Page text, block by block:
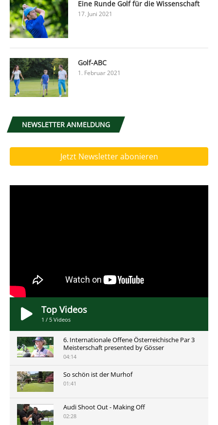
Eine Runde Golf für die Wissenschaft
17. Juni 2021
Golf-ABC
1. Februar 2021
NEWSLETTER ANMELDUNG
Jetzt Newsletter abonieren
Top Videos
1 / 5 Videos
6. Internationale Offene Österreichische Par 3
Meisterschaft presented by Gösser
04:14
So schön ist der Murhof
01:41
Audi Shoot Out - Making Off
02:28